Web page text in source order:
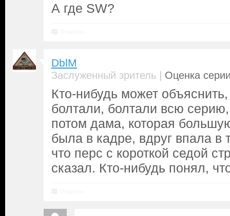
А где SW?
DblM
Заслуженный зритель | Оценка
Кто-нибудь может
болтали, болтали всю
потом дама, которая
была в кадре, вдруг впала в
что перс с короткой седой
сказал. Кто-нибудь понял,